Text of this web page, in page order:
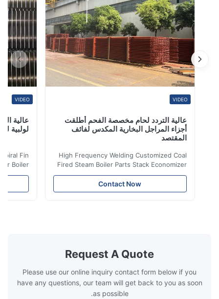
عالية التردد لحام مخصصة الفحم أطلقت
أجزاء المراجل البخارية المكدس لفائف
المقتصد
High Frequency Welding Customized Coal
Fired Steam Boiler Parts Stack Economizer
Coil Boiler economizer Boiler Economizer is
the energy improving device that helps to
reduce the cost of operation by saving the
boilers is generally in the temperature
range of 200°C – 250°C, so there
Contact Now
عالية
لولبية لنقل
Spiral Fin
Boiler
is the
saving the
Request A Quote
Please use our online inquiry contact form below if you
have any questions, our team will get back to you as soon
as possible.